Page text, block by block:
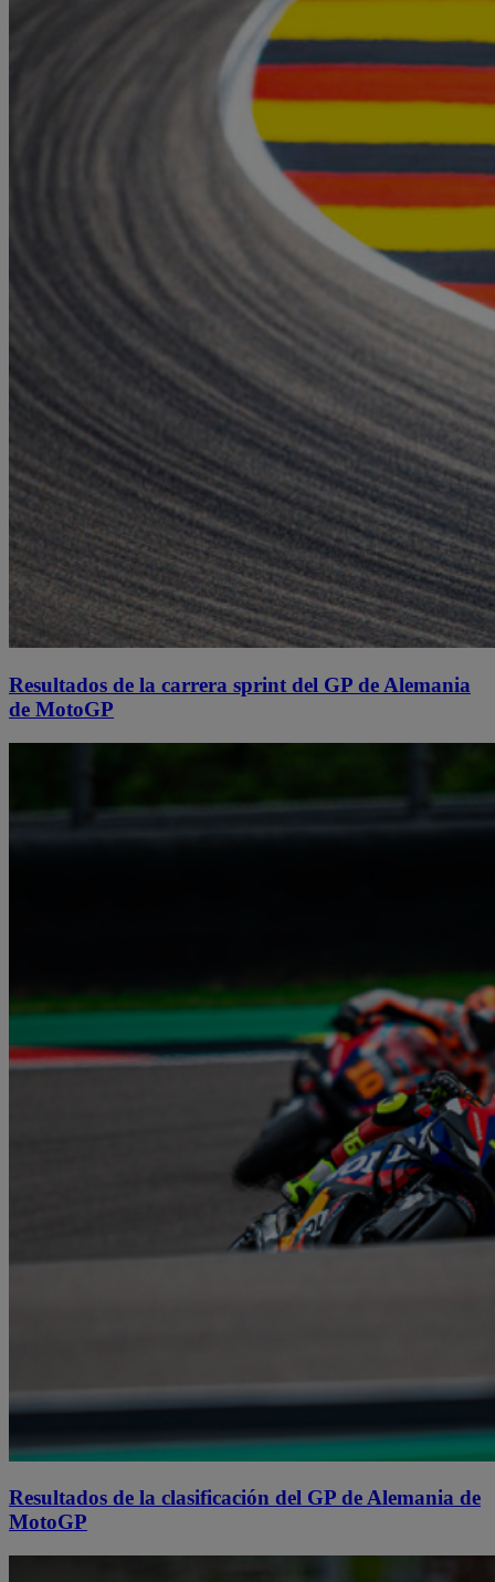
Resultados de la carrera sprint del GP de Alemania
de MotoGP
Resultados de la clasificación del GP de Alemania de
MotoGP